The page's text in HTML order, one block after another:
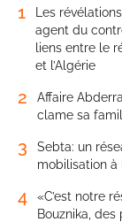
1
Les
agent du
liens entre le
et l’Algérie
2
Affaire
clame sa
3
Sebta: un
mobilisation à
4
«C’est notre
Bouznika,